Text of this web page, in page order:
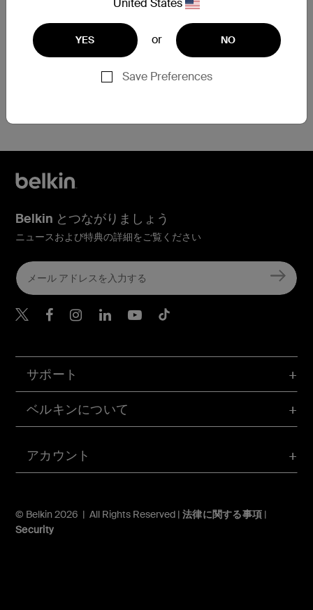
保証交換を申請
United States
YES or NO
Save Preferences
アカウント
サポート
ベルキンについて
© Belkin 2026 | All Rights Reserved | 法律に関する事項 |
Security
Belkin とつながりましょう
ニュースおよび特典の詳細をご覧ください
Belkin Twitter
Belkin Facebook
Belkin Instagram
Belkin LinkedIn
Belkin Youtube
Belkin TikTok